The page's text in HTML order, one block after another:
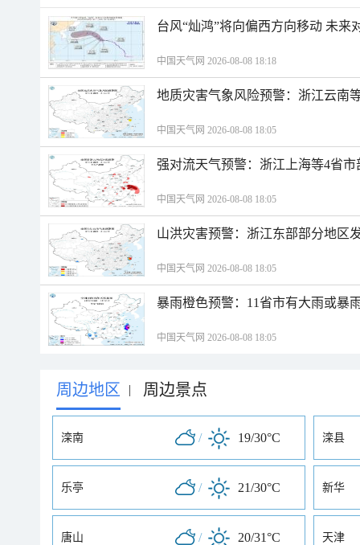
台风“灿鸿”将向偏西方向移动 未来
中国天气网 2026-08-08 18:18
地质灾害气象风险预警：浙江云南
中国天气网 2026-08-08 18:05
强对流天气预警：浙江上海等4省
中国天气网 2026-08-08 18:05
山洪灾害预警：浙江东部部分地区
中国天气网 2026-08-08 18:05
暴雨橙色预警：11省市有大雨或暴
中国天气网 2026-08-08 18:05
周边地区 | 周边景点
滦南 / 19/30°C 滦县
乐亭 / 21/30°C 新华
唐山 / 20/31°C 天津